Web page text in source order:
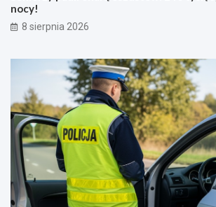
nocy!
8 sierpnia 2026